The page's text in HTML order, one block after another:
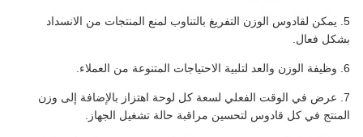
5. يمكن لقادوس الوزن التفريغ بالتناوب لمنع المنتجات من الانسداد
بشكل فعال.
6. وظيفة الوزن والعد لتلبية الاحتياجات المتنوعة من العملاء.
7. عرض في الوقت الفعلي لسعة كل لوحة اهتزاز بالإضافة إلى وزن
المنتج في كل قادوس لتحسين مراقبة حالة تشغيل الجهاز.